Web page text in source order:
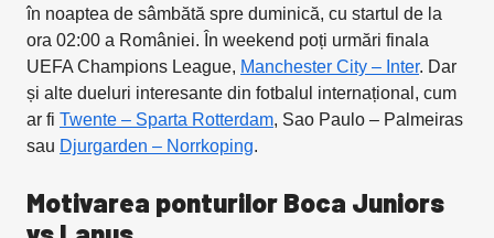
în noaptea de sâmbătă spre duminică, cu startul de la
ora 02:00 a României. În weekend poți urmări finala
UEFA Champions League, Manchester City – Inter. Dar
și alte dueluri interesante din fotbalul internațional, cum
ar fi Twente – Sparta Rotterdam, Sao Paulo – Palmeiras
sau Djurgarden – Norrkoping.
Motivarea ponturilor Boca Juniors